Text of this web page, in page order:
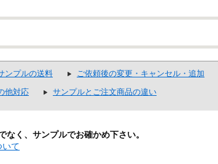
ンプルの送料 ご依頼後の変更・キャンセル・追加
他対応
サンプルとご注文商品の違い
く、サンプルでお確かめ下さい。
いて